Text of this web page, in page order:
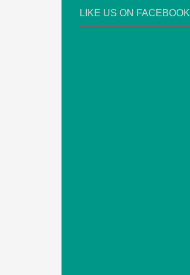
LIKE US ON FACEBOOK